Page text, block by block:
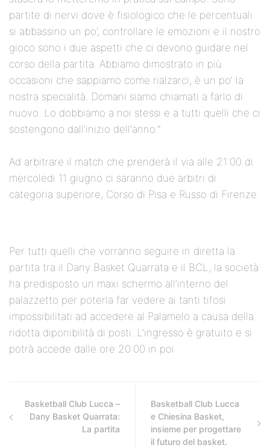
partite di nervi dove è fisiologico che le percentuali
si abbassino un po', controllare le emozioni e il nostro
gioco sono i due aspetti che ci devono guidare nel
corso della partita. Abbiamo dimostrato in più
occasioni che sappiamo come rialzarci, è un po' la
nostra specialità. Domani siamo chiamati a farlo di
nuovo. Lo dobbiamo a noi stessi e a tutti quelli che ci
sostengono dall'inizio dell'anno.”
Ad arbitrare il match che prenderà il via alle 21:00 di
mercoledi 11 giugno ci saranno due arbitri di
categoria superiore, Corso di Pisa e Russo di Firenze
Per tutti quelli che vorranno seguire in diretta la
partita tra il Dany Basket Quarrata e il BCL, la società
ha predisposto un maxi schermo all’interno del
palazzetto per poterla far vedere ai tanti tifosi
impossibilitati ad accedere al Palamelo a causa della
ridotta diponibilità di posti. L’ingresso è gratuito e si
potrà accede dalle ore 20:00 in poi
Basketball Club Lucca –
Dany Basket Quarrata:
La partita
Basketball Club Lucca
e Chiesina Basket,
insieme per progettare
il futuro del basket.